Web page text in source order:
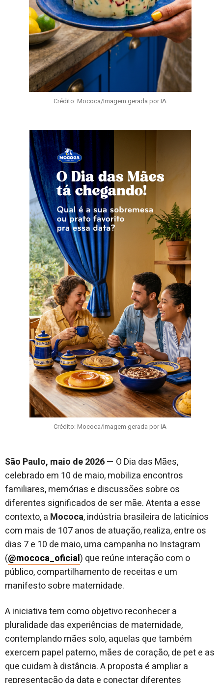
Crédito: Mococa/Imagem gerada por IA
Crédito: Mococa/Imagem gerada por IA
São Paulo, maio de 2026— O Dia das Mães,
celebrado em 10 de maio, mobiliza encontros
familiares, memórias e discussões sobre os
diferentes significados de ser mãe. Atenta a esse
contexto, a Mococa, indústria brasileira de laticínios
com mais de 107 anos de atuação, realiza, entre os
dias 7 e 10 de maio, uma campanha no Instagram
(@mococa_oficial) que reúne interação com o
público, compartilhamento de receitas e um
manifesto sobre maternidade.
A iniciativa tem como objetivo reconhecer a
pluralidade das experiências de maternidade,
contemplando mães solo, aquelas que também
exercem papel paterno, mães de coração, de pet e as
que cuidam à distância. A proposta é ampliar a